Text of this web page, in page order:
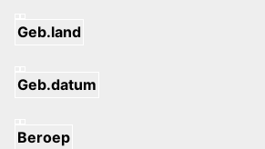
Geb.land
Geb.datum
Beroep